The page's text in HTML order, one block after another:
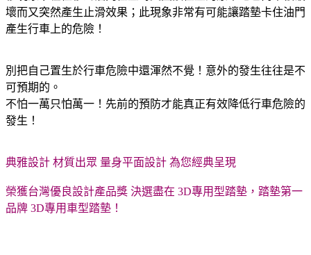
壞而又突然產生止滑效果；此現象非常有可能讓踏墊卡住油門
產生行車上的危險！
別把自己置生於行車危險中還渾然不覺！意外的發生往往是不
可預期的。
不怕一萬只怕萬一！先前的預防才能真正有效降低行車危險的
發生！
典雅設計 材質出眾 量身平面設計 為您經典呈現
榮獲台灣優良設計產品獎 決選盡在 3D專用型踏墊，踏墊第一
品牌 3D專用車型踏墊！